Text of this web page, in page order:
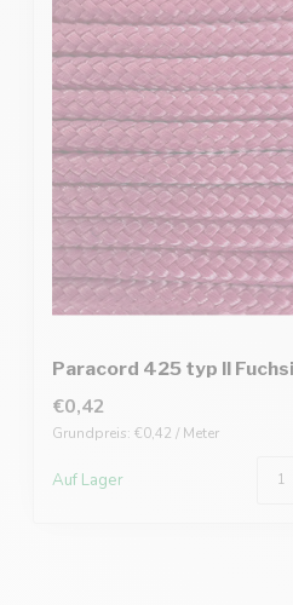
Paracord 425 typ II
€0,42
Grundpreis: €0,42 / Meter
Auf Lager